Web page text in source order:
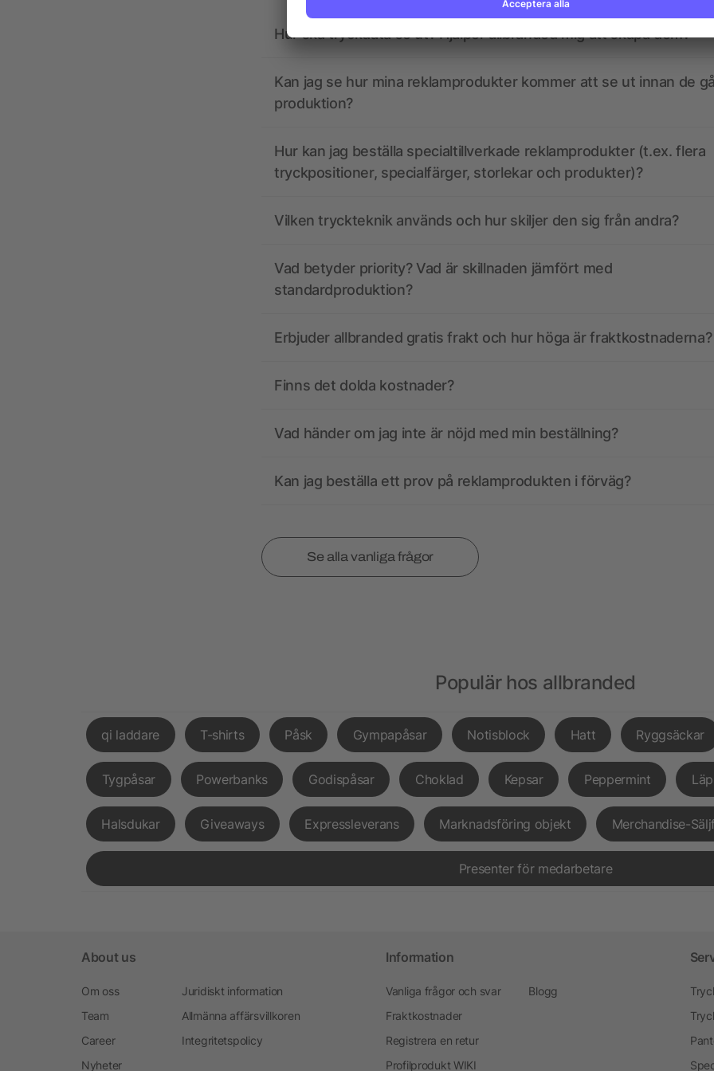
Hur ska tryckdata se ut? Hjälper allbranded mig att skapa dem?
Kan jag se hur mina reklamprodukter kommer att se ut innan de
produktion?
Hur kan jag beställa specialtillverkade reklamprodukter (t.ex. flera
tryckpositioner, specialfärger, storlekar och produkter)?
Vilken tryckteknik används och hur skiljer den sig från andra?
Vad betyder priority? Vad är skillnaden jämfört med
standardproduktion?
Erbjuder allbranded gratis frakt och hur höga är fraktkostnaderna?
Finns det dolda kostnader?
Vad händer om jag inte är nöjd med min beställning?
Kan jag beställa ett prov på reklamprodukten i förväg?
Se alla vanliga frågor
Populär hos allbranded
qi laddare T-shirts Påsk Gympapåsar Notisblock Hatt Ryggsäckar
Tygpåsar Powerbanks Godispåsar Choklad Kepsar Peppermint
Halsdukar Giveaways Expressleverans Marknadsföring objekt Merchandise-
Presenter för medarbetare
About us
Om oss
Team
Career
Nyheter
Juridiskt information
Allmänna affärsvillkoren
Integritetspolicy
Information
Vanliga frågor och svar
Fraktkostnader
Registrera en retur
Profilprodukt WIKI
Blogg